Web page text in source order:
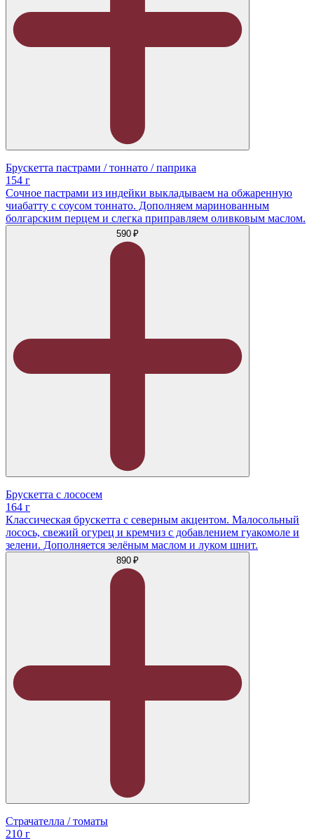
Брускетта пастрами / тоннато / паприка
154 г
Сочное пастрами из индейки выкладываем на обжаренную
чиабатту с соусом тоннато. Дополняем маринованным
болгарским перцем и слегка приправляем оливковым маслом.
590 ₽
Брускетта с лососем
164 г
Классическая брускетта с северным акцентом. Малосольный
лосось, свежий огурец и кремчиз с добавлением гуакомоле и
зелени. Дополняется зелёным маслом и луком шнит.
890 ₽
Страчателла / томаты
210 г